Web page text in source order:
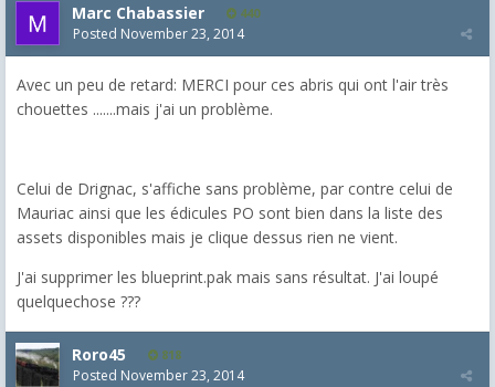
Marc Chabassier 440
Posted November 23, 2014
Avec un peu de retard: MERCI pour ces abris qui ont l'air très
chouettes .......mais j'ai un problème.
Celui de Drignac, s'affiche sans problème, par contre celui de
Mauriac ainsi que les édicules PO sont bien dans la liste des
assets disponibles mais je clique dessus rien ne vient.
J'ai supprimer les blueprint.pak mais sans résultat. J'ai loupé
quelquechose ???
Roro45 818
Posted November 23, 2014